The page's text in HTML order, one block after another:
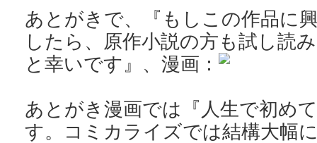
あとがきで、『もしこの作品に
したら、原作小説の方も試し読
と幸いです』、漫画：
あとがき漫画では『人生で初め
す。コミカライズでは結構大幅